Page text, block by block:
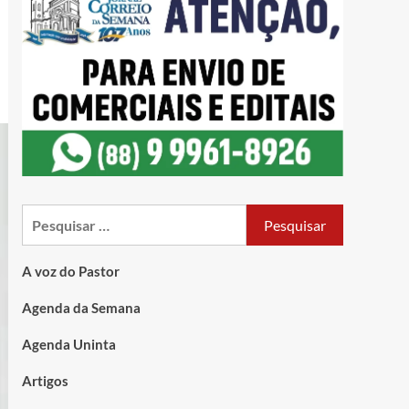
A voz do Pastor
Agenda da Semana
Agenda Uninta
Artigos